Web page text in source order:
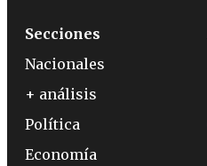
Secciones
Nacionales
+ análisis
Política
Economía